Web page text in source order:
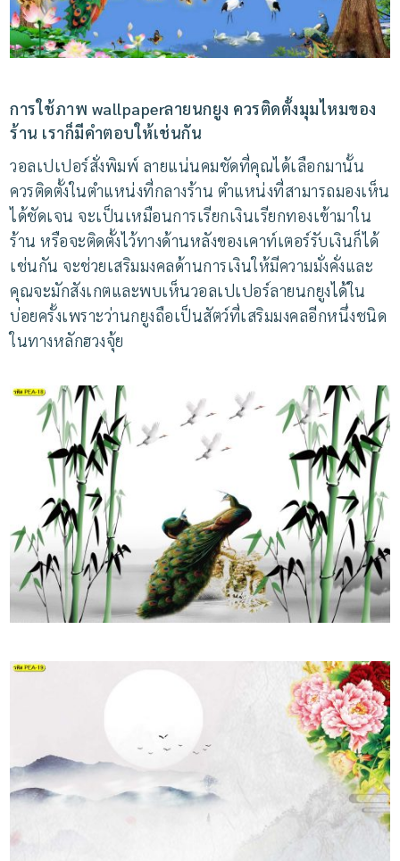
การใช้ภาพ wallpaperลายนกยูง ควรติดตั้งมุมไหมของ
ร้าน เราก็มีคำตอบให้เช่นกัน
วอลเปเปอร์สั่งพิมพ์ ลายแน่นคมชัดที่คุณได้เลือกมานั้น
ควรติดตั้งในตำแหน่งที่กลางร้าน ตำแหน่งที่สามารถมองเห็น
ได้ชัดเจน จะเป็นเหมือนการเรียกเงินเรียกทองเข้ามาใน
ร้าน หรือจะติดตั้งไว้ทางด้านหลังของเคาท์เตอร์รับเงินก็ได้
เช่นกัน จะช่วยเสริมมงคลด้านการเงินให้มีความมั่งคั่งและ
คุณจะมักสังเกตและพบเห็นวอลเปเปอร์ลายนกยูงได้ใน
บ่อยครั้งเพราะว่านกยูงถือเป็นสัตว์ที่เสริมมงคลอีกหนึ่งชนิด
ในทางหลักฮวงจุ้ย